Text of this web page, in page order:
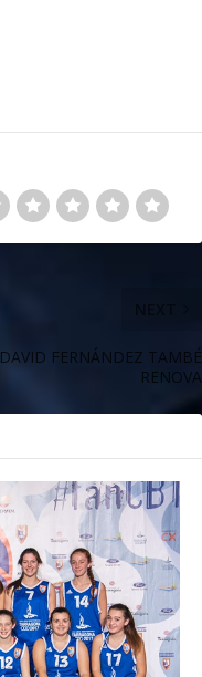
DAVID FERNÁNDEZ TAMBÉ
RENOVA